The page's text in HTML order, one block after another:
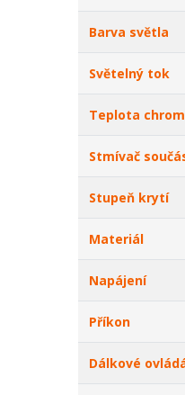
Barva světla
Světelný tok
Teplota
Stmívač
Stupeň krytí
Materiál
Napájení
Příkon
Dálkové